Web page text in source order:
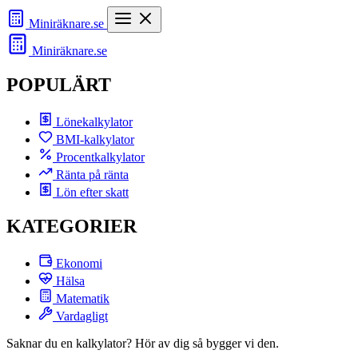
Miniräknare.se
Miniräknare.se
POPULÄRT
Lönekalkylator
BMI-kalkylator
Procentkalkylator
Ränta på ränta
Lön efter skatt
KATEGORIER
Ekonomi
Hälsa
Matematik
Vardagligt
Saknar du en kalkylator? Hör av dig så bygger vi den.